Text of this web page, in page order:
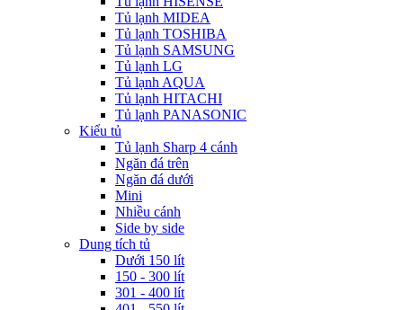
Tủ lạnh MIDEA
Tủ lạnh TOSHIBA
Tủ lạnh SAMSUNG
Tủ lạnh LG
Tủ lạnh AQUA
Tủ lạnh HITACHI
Tủ lạnh PANASONIC
Kiểu tủ
Tủ lạnh Sharp 4 cánh
Ngăn đá trên
Ngăn đá dưới
Mini
Nhiều cánh
Side by side
Dung tích tủ
Dưới 150 lít
150 - 300 lít
301 - 400 lít